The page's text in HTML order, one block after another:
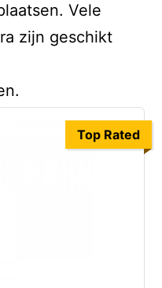
Vele
zijn geschikt
Top Rated